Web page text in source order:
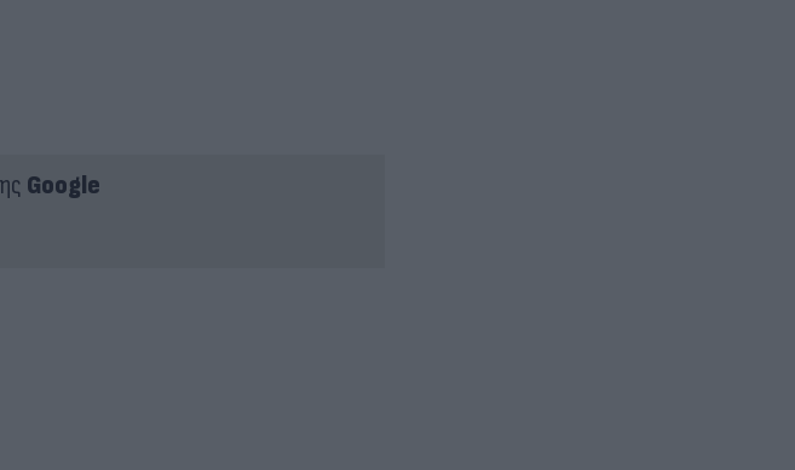
Google